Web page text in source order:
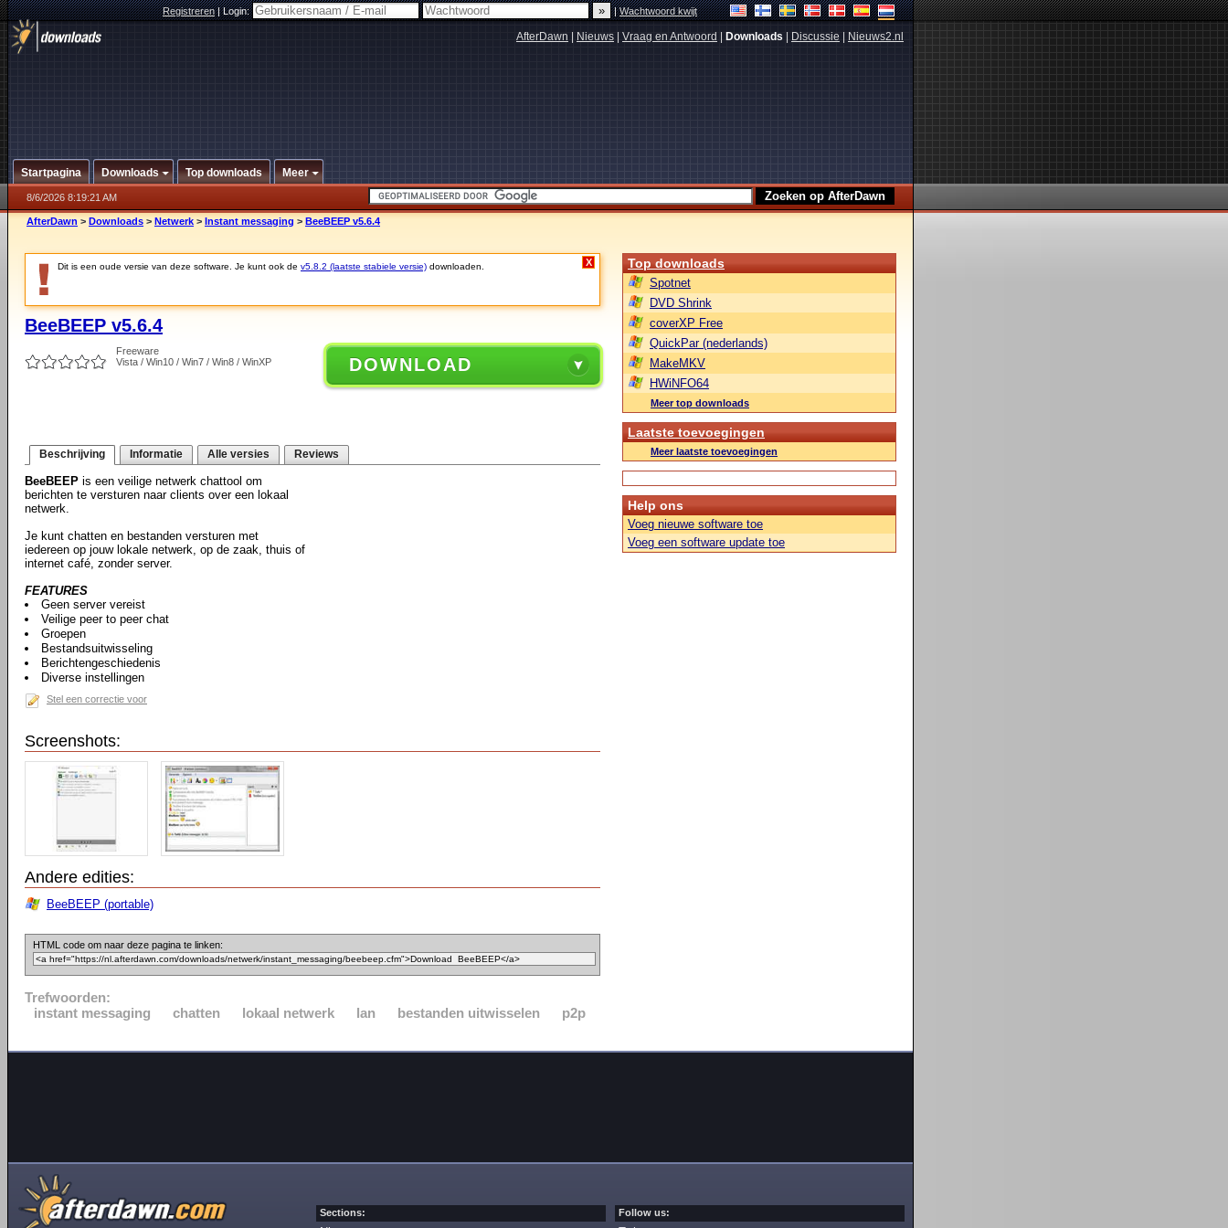
Registreren|Login: |Wachtwoord kwijt
AfterDawn Nieuws Vraag en Antwoord Downloads Discussie Nieuws2.nl
Startpagina Downloads Top downloads Meer
8/6/2026 8:19:21 AM
AfterDawn > Downloads > Netwerk > Instant messaging > BeeBEEP v5.6.4
Dit is een oude versie van deze software. Je kunt ook de v5.8.2 (laatste stabiele versie) downloaden. X
BeeBEEP v5.6.4
Freeware
Vista / Win10 / Win7 / Win8 / WinXP
DOWNLOAD
Beschrijving Informatie Alle versies Reviews
BeeBEEP is een veilige netwerk chattool om
berichten te versturen naar clients over een lokaal
netwerk.
Je kunt chatten en bestanden versturen met
iedereen op jouw lokale netwerk, op de zaak, thuis of
internet café, zonder server.
FEATURES
Geen server vereist
Veilige peer to peer chat
Groepen
Bestandsuitwisseling
Berichtengeschiedenis
Diverse instellingen
Stel een correctie voor
Screenshots:
Andere edities:
BeeBEEP (portable)
HTML code om naar deze pagina te linken:
Trefwoorden:
instant messaging
chatten lokaal netwerk lan bestanden uitwisselen p2p
Top downloads
Spotnet
DVD Shrink
coverXP Free
QuickPar (nederlands)
MakeMKV
HWiNFO64
Meer top downloads
Laatste toevoegingen
Meer laatste toevoegingen
Help ons
Voeg nieuwe software toe
Voeg een software update toe
Sections: Follow us: